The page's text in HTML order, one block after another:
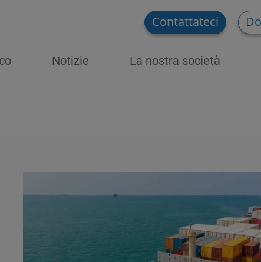
Contattateci
Notizie La nostra società